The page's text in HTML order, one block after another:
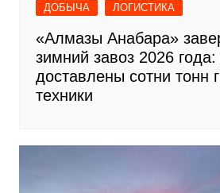
ДОБЫЧА ЛОГИСТИКА
«Алмазы Анабара»
зимний завоз 2026
доставлены сотни тонн
техники